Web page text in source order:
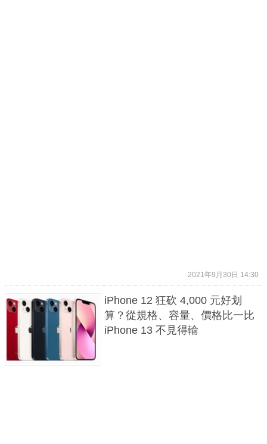
2021年9月30日 14:30
iPhone 12 狂砍 4,000 元好划
算？從規格、容量、價格比一比
iPhone 13 不見得輸